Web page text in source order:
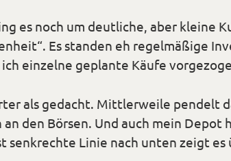
es noch um deutliche, aber kleine
Es standen eh regelmäßige
einzelne geplante Käufe
als gedacht. Mittlerweile pendelt
den Börsen. Und auch mein Depot
senkrechte Linie nach unten zeigt